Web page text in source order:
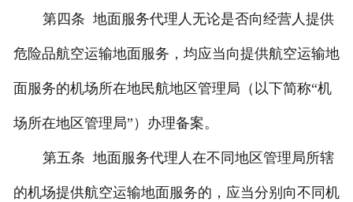
第四条 地面服务代理人无论是否向经营人提供
危险品航空运输地面服务，均应当向提供航空运输地
面服务的机场所在地民航地区管理局（以下简称“机
场所在地区管理局”）办理备案。
第五条 地面服务代理人在不同地区管理局所辖
的机场提供航空运输地面服务的，应当分别向不同机